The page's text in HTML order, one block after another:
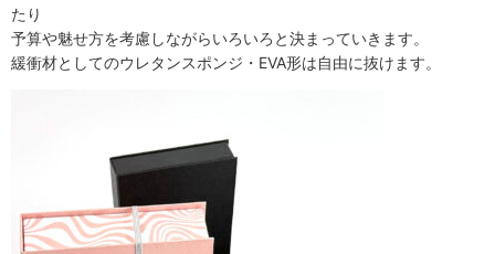
たり
予算や魅せ方を考慮しながらいろいろと決まっていきます。
緩衝材としてのウレタンスポンジ・EVA形は自由に抜けます。